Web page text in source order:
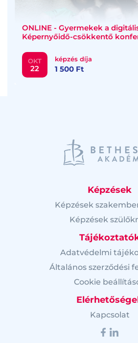
ONLINE - Gyermekek a
Képernyőidő-csökkentő
OKT
22
képzés díja
1 500 Ft
Képzések
Képzések
Képzések
Adatvédelmi
Általános szerződési
Cookie
Kapcsolat